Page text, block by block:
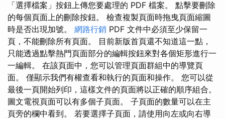
「選擇檔案」按鈕上傳您要處理的 PDF 檔案。 點擊要刪除
的每個頁面上的刪除按鈕。 檢查複製頁面時拖曳頁面縮圖
時是否出現加號。 網路行銷 PDF 文件中必須至少保留一
頁，不能刪除所有頁面。 目前新版首頁還不知道這一點，
只能透過點擊熱門頁面部分的編輯按鈕來對各個矩形進行一
一編輯。 在該頁面中，您可以管理頁面群組中的導覽頁
面。 僅顯示我們有權查看和執行的頁面和操作。 您可以從
最後一頁開始列印，這樣文件的頁面將以正確的順序組合。
圖文電視頁面可以有多個子頁面。 子頁面的數量可以在主
頁旁的欄中看到。 若要選擇子頁面，請使用向左或向右導